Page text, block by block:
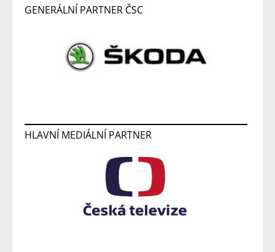
GENERÁLNÍ PARTNER ČSC
HLAVNÍ MEDIÁLNÍ PARTNER